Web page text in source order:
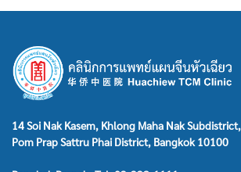
14 Soi Nak Kasem, Khlong Maha Nak Subdistrict,
Pom Prap Sattru Phai District, Bangkok 10100